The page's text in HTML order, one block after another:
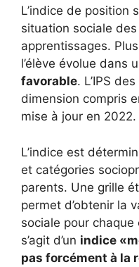
L’indice de position
situation sociale
apprentissages.
l’élève évolue dans
favorable. L’IPS
dimension compris
mise à jour en 2022.
L’indice est
et catégories
parents. Une grille
permet d’obtenir la
sociale pour
s’agit d’un indice
pas forcément à la